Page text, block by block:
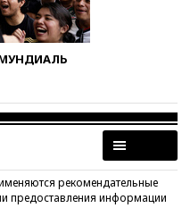
рекомендательные
предоставления информации